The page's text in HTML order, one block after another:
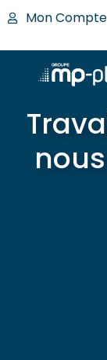
Mon Compte